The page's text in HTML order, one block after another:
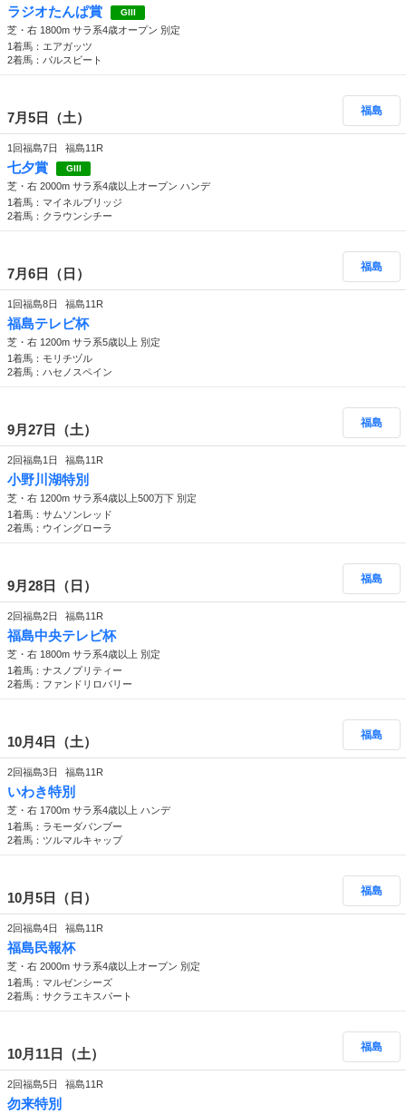
ラジオたんぱ賞 GIII
芝・右 1800m サラ系4歳オープン 別定
1着馬：エアガッツ
2着馬：パルスビート
7月5日（土） 福島
1回福島7日 福島11R
七夕賞 GIII
芝・右 2000m サラ系4歳以上オープン ハンデ
1着馬：マイネルブリッジ
2着馬：クラウンシチー
7月6日（日） 福島
1回福島8日 福島11R
福島テレビ杯
芝・右 1200m サラ系5歳以上 別定
1着馬：モリチヅル
2着馬：ハセノスペイン
9月27日（土） 福島
2回福島1日 福島11R
小野川湖特別
芝・右 1200m サラ系4歳以上500万下 別定
1着馬：サムソンレッド
2着馬：ウイングローラ
9月28日（日） 福島
2回福島2日 福島11R
福島中央テレビ杯
芝・右 1800m サラ系4歳以上 別定
1着馬：ナスノプリティー
2着馬：ファンドリロバリー
10月4日（土） 福島
2回福島3日 福島11R
いわき特別
芝・右 1700m サラ系4歳以上 ハンデ
1着馬：ラモーダバンブー
2着馬：ツルマルキャップ
10月5日（日） 福島
2回福島4日 福島11R
福島民報杯
芝・右 2000m サラ系4歳以上オープン 別定
1着馬：マルゼンシーズ
2着馬：サクラエキスパート
10月11日（土） 福島
2回福島5日 福島11R
勿来特別